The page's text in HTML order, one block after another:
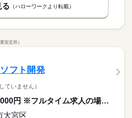
ットワーク
プログラム ネットワーク
る （ハローワークより転載）
安定所）
フト開発
ていません）
208,000円〜400,000円 ※フルタイム求人の場合は月額（換算額）、パート求人の場合は時間額を表示しています。
大宮区